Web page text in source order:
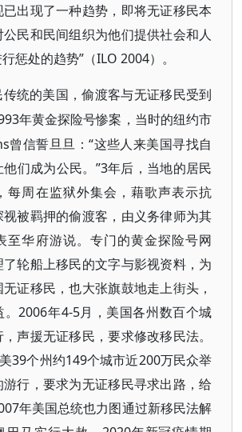
出现了一种趋势，即将无证移民本
民和民间组织为他们提供社会和人
惩处的趋势”（ILO 2004）。
统的美国，偷渡客与无证移民受到
年黄金探险号惨案，当时的纽约市
曾信誓旦旦：“这些人来美国寻找自
们成为公民。”3年后，当地的居民
每周在监狱外集会，藉歌声表示抗
被羁押的偷渡客，由义务律师为其
至华府游说。专门的黄金探险号网
轮船上移民的文字与影视资料，为
证移民，也大张旗鼓地走上街头，
。2006年4-5月，美国各州数百个城
声援无证移民，要求修改移民法。
39个州约149个城市近200万民众举
行，要求为无证移民寻求出路，给
年美国总统也力图通过新移民法解